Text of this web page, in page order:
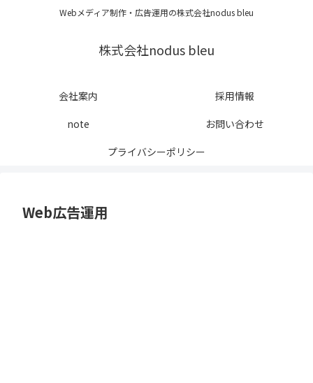
Webメディア制作・広告運用の株式会社nodus bleu
株式会社nodus bleu
会社案内
採用情報
note
お問い合わせ
プライバシーポリシー
Web広告運用